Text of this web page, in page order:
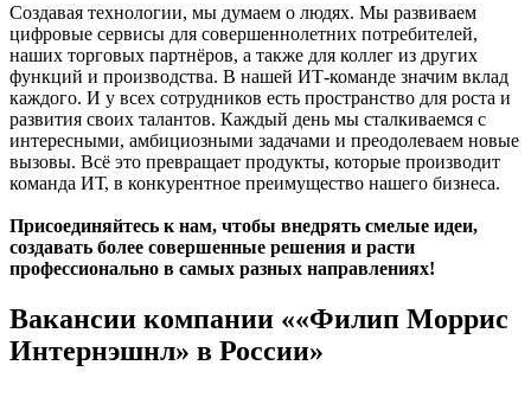
Создавая технологии, мы думаем о людях. Мы развиваем
цифровые сервисы для совершеннолетних потребителей,
наших торговых партнёров, а также для коллег из других
функций и производства. В нашей ИТ-команде значим вклад
каждого. И у всех сотрудников есть пространство для роста и
развития своих талантов. Каждый день мы сталкиваемся с
интересными, амбициозными задачами и преодолеваем новые
вызовы. Всё это превращает продукты, которые производит
команда ИТ, в конкурентное преимущество нашего бизнеса.
Присоединяйтесь к нам, чтобы внедрять смелые идеи,
создавать более совершенные решения и расти
профессионально в самых разных направлениях!
Вакансии компании ««Филип Моррис
Интернэшнл» в России»